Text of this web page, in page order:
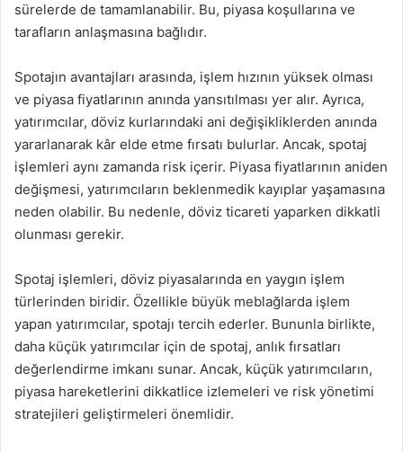
sürelerde de tamamlanabilir. Bu, piyasa koşullarına ve
tarafların anlaşmasına bağlıdır.
Spotajın avantajları arasında, işlem hızının yüksek olması
ve piyasa fiyatlarının anında yansıtılması yer alır. Ayrıca,
yatırımcılar, döviz kurlarındaki ani değişikliklerden anında
yararlanarak kâr elde etme fırsatı bulurlar. Ancak, spotaj
işlemleri aynı zamanda risk içerir. Piyasa fiyatlarının aniden
değişmesi, yatırımcıların beklenmedik kayıplar yaşamasına
neden olabilir. Bu nedenle, döviz ticareti yaparken dikkatli
olunması gerekir.
Spotaj işlemleri, döviz piyasalarında en yaygın işlem
türlerinden biridir. Özellikle büyük meblağlarda işlem
yapan yatırımcılar, spotajı tercih ederler. Bununla birlikte,
daha küçük yatırımcılar için de spotaj, anlık fırsatları
değerlendirme imkanı sunar. Ancak, küçük yatırımcıların,
piyasa hareketlerini dikkatlice izlemeleri ve risk yönetimi
stratejileri geliştirmeleri önemlidir.